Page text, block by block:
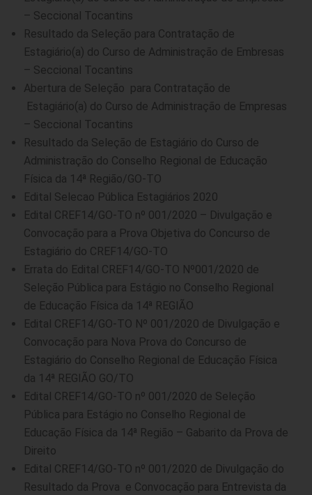
– Seccional Tocantins
Resultado da Seleção para Contratação de
Estagiário(a) do Curso de Administração de Embresas
– Seccional Tocantins
Abertura de Seleção para Contratação de
Estagiário(a) do Curso de Administração de Empresas
– Seccional Tocantins
Resultado da Seleção de Estagiário do Curso de
Administração do Conselho Regional de Educação
Física da 14ª Região/GO-TO
Edital Selecao Pública Estagiários 2020
Edital CREF14/GO-TO nº 001/2020 – Divulgação e
Convocação para a Prova Objetiva do Concurso de
Estagiário do CREF14/GO-TO
Errata do Edital CREF14/GO-TO Nº001/2020 de
Seleção Pública para Estágio no Conselho Regional
de Educação Física da 14ª REGIÃO
Edital CREF14/GO-TO Nº 001/2020 de Divulgação e
Convocação para Nova Prova do Concurso de
Estagiário do Conselho Regional de Educação Física
da 14ª REGIÃO GO/TO
Edital CREF14/GO-TO nº 001/2020 de Seleção
Pública para Estágio no Conselho Regional de
Educação Física da 14ª Região – Gabarito da Prova de
Direito
Edital CREF14/GO-TO nº 001/2020 de Divulgação do
Resultado da Prova e Convocação para Entrevista da